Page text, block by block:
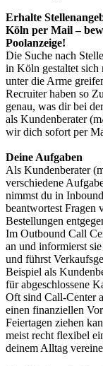
Erhalte
Köln per Mail –
Poolanzeige!
Die Suche nach
in Köln gestaltet sich
unter die Arme
Recruiter haben so
genau, was dir bei
als Kundenberater
wir dich sofort per
Deine Aufgaben
Als Kundenberater
verschiedene
nimmst du in
beantwortest Fragen
Bestellungen
Im Outbound Call
an und informierst
und führst
Beispiel als
für abgeschlossene
Oft sind Call-Center
einen finanziellen
Feiertagen ziehen
meist recht flexibel
deinem Alltag